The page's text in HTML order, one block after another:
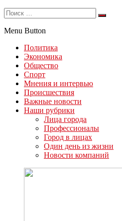
Menu Button
Политика
Экономика
Общество
Спорт
Мнения и интервью
Происшествия
Важные новости
Наши рубрики
Лица города
Профессионалы
Город в лицах
Один день из жизни
Новости компаний